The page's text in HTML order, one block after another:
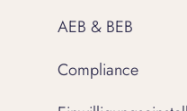
AEB & BEB
Compliance